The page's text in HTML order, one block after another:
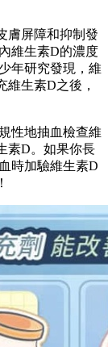
膚屏障和抑制發
維生素D的濃度
年研究發現，維
生素D之後，
性地抽血檢查維
素D。如果你長
時加驗維生素D